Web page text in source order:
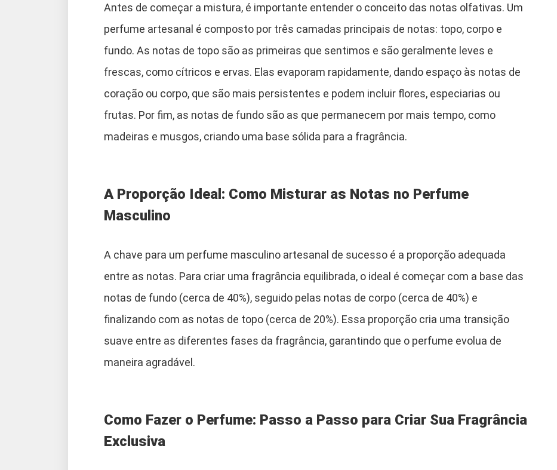
Antes de começar a mistura, é importante entender o conceito das notas olfativas. Um
perfume artesanal é composto por três camadas principais de notas: topo, corpo e
fundo. As notas de topo são as primeiras que sentimos e são geralmente leves e
frescas, como cítricos e ervas. Elas evaporam rapidamente, dando espaço às notas de
coração ou corpo, que são mais persistentes e podem incluir flores, especiarias ou
frutas. Por fim, as notas de fundo são as que permanecem por mais tempo, como
madeiras e musgos, criando uma base sólida para a fragrância.
A Proporção Ideal: Como Misturar as Notas no Perfume
Masculino
A chave para um perfume masculino artesanal de sucesso é a proporção adequada
entre as notas. Para criar uma fragrância equilibrada, o ideal é começar com a base das
notas de fundo (cerca de 40%), seguido pelas notas de corpo (cerca de 40%) e
finalizando com as notas de topo (cerca de 20%). Essa proporção cria uma transição
suave entre as diferentes fases da fragrância, garantindo que o perfume evolua de
maneira agradável.
Como Fazer o Perfume: Passo a Passo para Criar Sua Fragrância
Exclusiva